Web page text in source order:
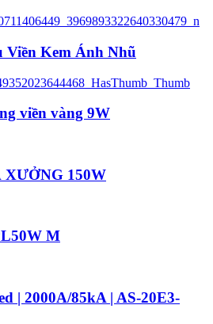
Viền Kem Ánh Nhũ
viền vàng 9W
150W
M
| 2000A/85kA | AS-20E3-